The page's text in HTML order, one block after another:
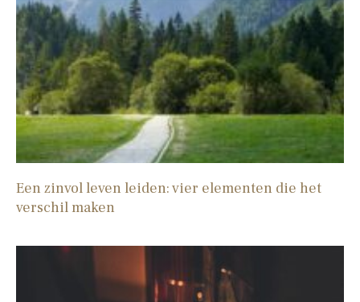
Een zinvol leven leiden: vier elementen die het
verschil maken